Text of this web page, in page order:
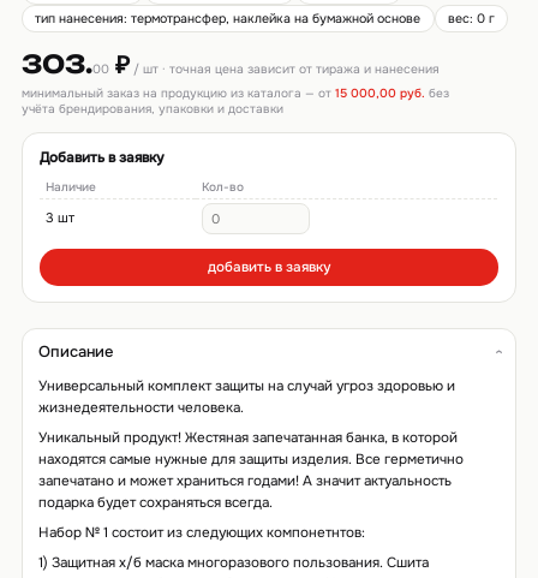
тип нанесения: термотрансфер, наклейка на бумажной основе
вес: 0 г
303.00₽/ шт · точная цена зависит от тиража и нанесения
минимальный заказ на продукцию из каталога — от 15 000,00 руб. без
учёта брендирования, упаковки и доставки
Добавить в заявку
Наличие Кол-во
3 шт
добавить в заявку
Описание
Универсальный комплект защиты на случай угроз здоровью и
жизнедеятельности человека.
Уникальный продукт! Жестяная запечатанная банка, в которой
находятся самые нужные для защиты изделия. Все герметично
запечатано и может храниться годами! А значит актуальность
подарка будет сохраняться всегда.
Набор № 1 состоит из следующих компонетнтов:
1) Защитная х/б маска многоразового пользования. Сшита